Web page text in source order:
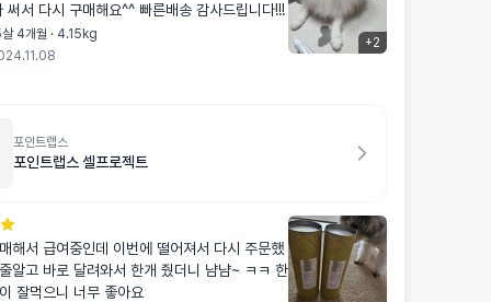
아합니다. 다 써서 다시 구매해요^^ 빠른배송 감사드립니다!!!
살 4개월 · 4.15kg
+2
포인트랩스
포인트랩스 셀프로젝트
서 급여중인데 이번에 떨어져서 다시 주문했
잘먹으니 너무 좋아요